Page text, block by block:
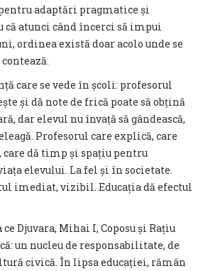
adaptări pragmatice și
că atunci când încerci să impui
ordinea există doar acolo unde se
care se vede în școli: profesorul
și dă note de frică poate să obțină
dar elevul nu învață să gândească,
Profesorul care explică, care
dă timp și spațiu pentru
elevului. La fel și în societate.
imediat, vizibil. Educația dă efectul
ce Djuvara, Mihai I, Coposu și Rațiu
un nucleu de responsabilitate, de
civică. În lipsa educației, rămân